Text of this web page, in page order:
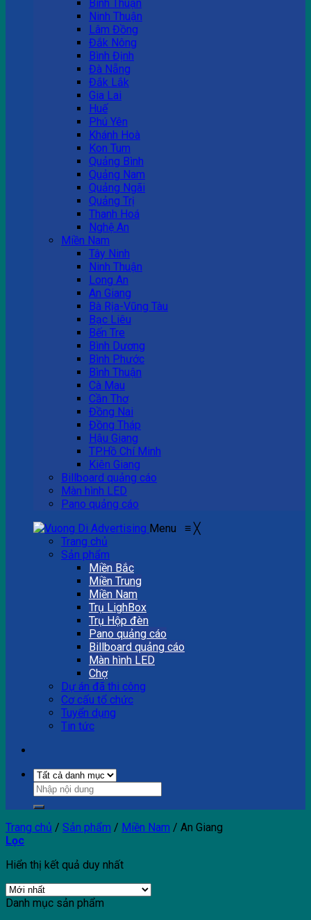
Bình Thuận
Ninh Thuận
Lâm Đồng
Đắk Nông
Bình Định
Đà Nẵng
Đắk Lắk
Gia Lai
Huế
Phú Yên
Khánh Hoà
Kon Tum
Quảng Bình
Quảng Nam
Quảng Ngãi
Quảng Trị
Thanh Hoá
Nghệ An
Miền Nam
Tây Ninh
Ninh Thuận
Long An
An Giang
Bà Rịa-Vũng Tàu
Bạc Liêu
Bến Tre
Bình Dương
Bình Phước
Bình Thuận
Cà Mau
Cần Thơ
Đồng Nai
Đồng Tháp
Hậu Giang
TP.Hồ Chí Minh
Kiên Giang
Billboard quảng cáo
Màn hình LED
Pano quảng cáo
Menu ≡ ╳
Trang chủ
Sản phẩm
Miền Bắc
Miền Trung
Miền Nam
Trụ LighBox
Trụ Hộp đèn
Pano quảng cáo
Billboard quảng cáo
Màn hình LED
Chợ
Dự án đã thi công
Cơ cấu tổ chức
Tuyển dụng
Tin tức
Trang chủ / Sản phẩm / Miền Nam / An Giang
Lọc
Hiển thị kết quả duy nhất
Danh mục sản phẩm